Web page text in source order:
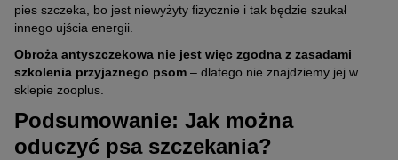
pies szczeka, bo jest niewyżyty fizycznie i tak będzie szukał
innego ujścia energii.
Obroża antyszczekowa nie jest więc zgodna z zasadami
szkolenia przyjaznego psom – dlatego nie znajdziemy jej w
sklepie zooplus.
Podsumowanie: Jak można
oduczyć psa szczekania?